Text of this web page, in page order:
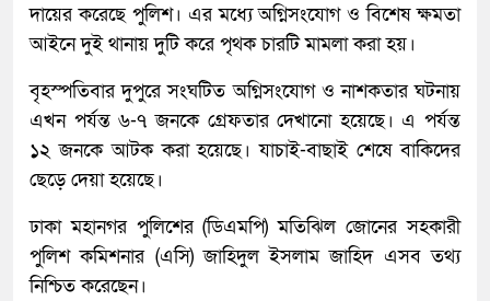
দায়ের করেছে পুলিশ। এর মধ্যে অগ্নিসংযোগ ও বিশেষ ক্ষমতা
আইনে দুই থানায় দুটি করে পৃথক চারটি মামলা করা হয়।
বৃহস্পতিবার দুপুরে সংঘটিত অগ্নিসংযোগ ও নাশকতার ঘটনায়
এখন পর্যন্ত ৬-৭ জনকে গ্রেফতার দেখানো হয়েছে। এ পর্যন্ত
১২ জনকে আটক করা হয়েছে। যাচাই-বাছাই শেষে বাকিদের
ছেড়ে দেয়া হয়েছে।
ঢাকা মহানগর পুলিশের (ডিএমপি) মতিঝিল জোনের সহকারী
পুলিশ কমিশনার (এসি) জাহিদুল ইসলাম জাহিদ এসব তথ্য
নিশ্চিত করেছেন।